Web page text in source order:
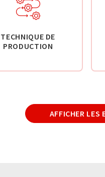
TECHNIQUE DE
PRODUCTION
AFFICHER LES